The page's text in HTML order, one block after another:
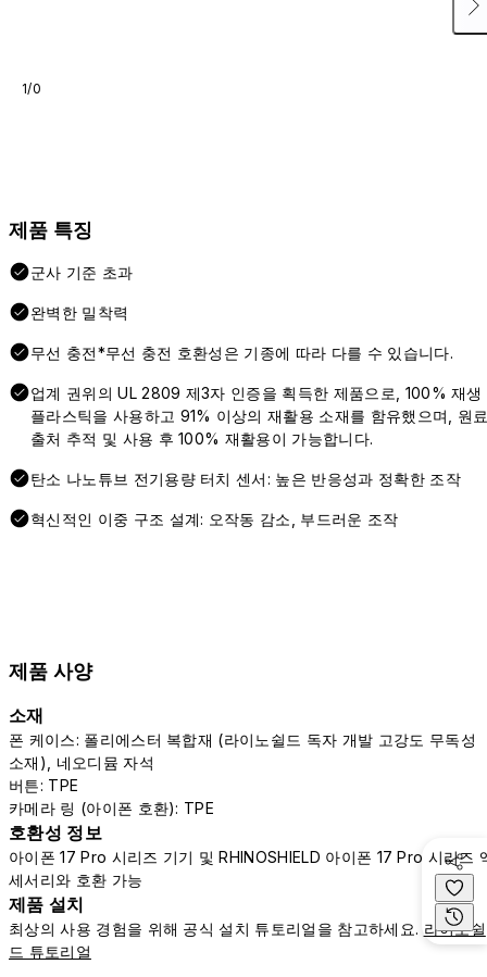
1/0
제품 특징
군사 기준 초과
완벽한 밀착력
무선 충전*무선 충전 호환성은 기종에 따라 다를 수 있습니다.
업계 권위의 UL 2809 제3자 인증을 획득한 제품으로, 100% 재생
플라스틱을 사용하고 91% 이상의 재활용 소재를 함유했으며, 원
출처 추적 및 사용 후 100% 재활용이 가능합니다.
탄소 나노튜브 전기용량 터치 센서: 높은 반응성과 정확한 조작
혁신적인 이중 구조 설계: 오작동 감소, 부드러운 조작
제품 사양
소재
폰 케이스: 폴리에스터 복합재 (라이노쉴드 독자 개발 고강도 무독성
소재), 네오디뮴 자석
버튼: TPE
카메라 링 (아이폰 호환): TPE
호환성 정보
아이폰 17 Pro 시리즈 기기 및 RHINOSHIELD 아이폰 17 Pro 시리즈
세서리와 호환 가능
제품 설치
최상의 사용 경험을 위해 공식 설치 튜토리얼을 참고하세요. 라이노쉴
드 튜토리얼